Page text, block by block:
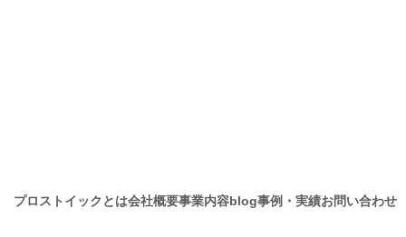
プロストイックとは会社概要事業内容blog事例・実績お問い合わせ